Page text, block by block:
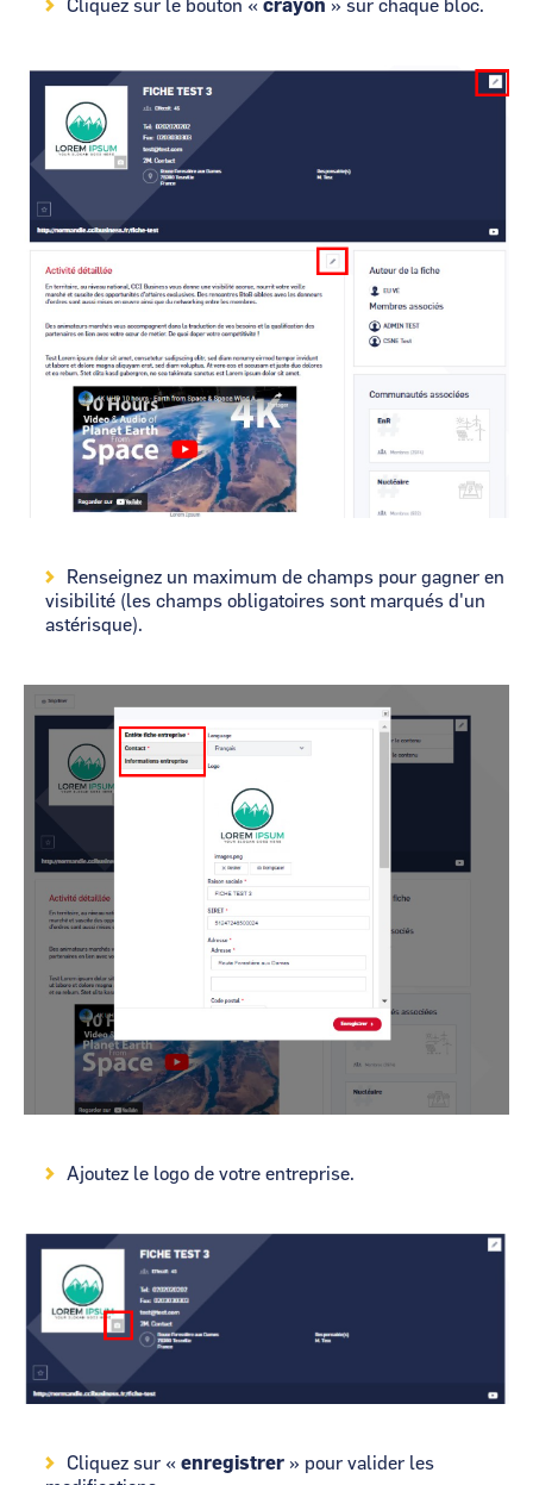
Cliquez sur le bouton « crayon » sur chaque bloc.
Image
Renseignez un maximum de champs pour gagner en
visibilité (les champs obligatoires sont marqués d'un
astérisque).
Image
Ajoutez le logo de votre entreprise.
Image
Cliquez sur « enregistrer » pour valider les